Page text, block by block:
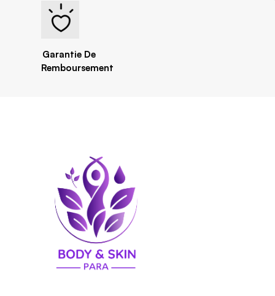
Garantie De
Remboursement